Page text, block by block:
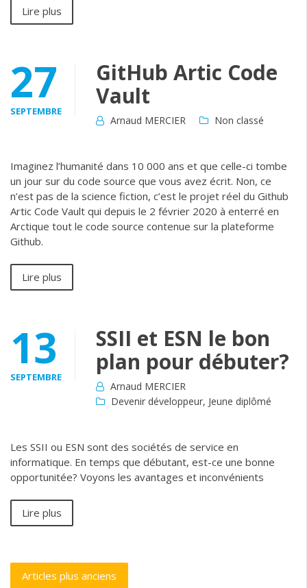
Lire plus
27
SEPTEMBRE
GitHub Artic Code
Vault
Arnaud MERCIER Non classé
Imaginez l’humanité dans 10 000 ans et que celle-ci tombe
un jour sur du code source que vous avez écrit. Non, ce
n’est pas de la science fiction, c’est le projet réel du Github
Artic Code Vault qui depuis le 2 février 2020 à enterré en
Arctique tout le code source contenue sur la plateforme
Github.
Lire plus
13
SEPTEMBRE
SSII et ESN le bon
plan pour débuter?
Arnaud MERCIER
Devenir développeur, Jeune diplômé
Les SSII ou ESN sont des sociétés de service en
informatique. En temps que débutant, est-ce une bonne
opportunitée? Voyons les avantages et inconvénients
Lire plus
Navigation
Articles plus anciens